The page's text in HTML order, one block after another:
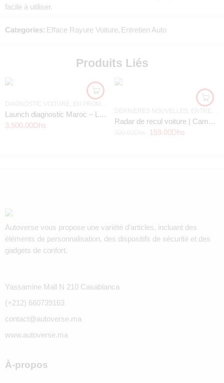
facile à utiliser.
Categories: Efface Rayure Voiture, Entretien Auto
Produits Liés
DIAGNOSTIC VOITURE EN PROMOTION
Launch diagnostic Maroc – Launch Easydiag 3.0
3,500.00Dhs
DERNIÈRES NOUVELLES ENTRETIEN
Radar de recul voiture | Caméra de recul voiture Prix Maroc Pas Cher
159.00Dhs
Autoverse vous propose une variété d’articles, incluant des
éléments de personnalisation, des dispositifs de sécurité et des
gadgets de confort.
Yassamine Mall N 210 Casablanca
(+212) 660739163
contact@autoverse.ma
www.autoverse.ma
À-propos